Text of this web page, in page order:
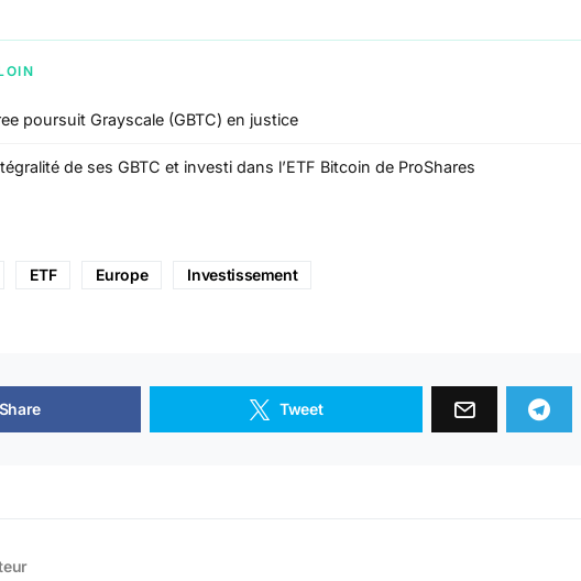
poursuit Grayscale (GBTC) en justice
de ses GBTC et investi dans l’ETF Bitcoin de ProShares
ETF Europe Investissement
Share Tweet